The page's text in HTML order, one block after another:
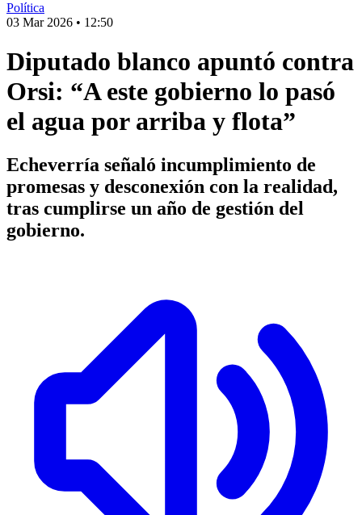
Política
03 Mar 2026 • 12:50
Diputado blanco apuntó contra
Orsi: “A este gobierno lo pasó
el agua por arriba y flota”
Echeverría señaló incumplimiento de
promesas y desconexión con la realidad,
tras cumplirse un año de gestión del
gobierno.